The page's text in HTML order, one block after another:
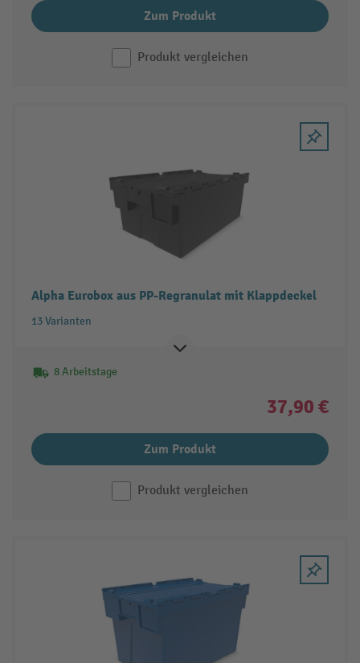
Zum Produkt
Produkt vergleichen
Alpha Eurobox aus PP-Regranulat mit Klappdeckel
13 Varianten
8 Arbeitstage
37,90 €
Zum Produkt
Produkt vergleichen